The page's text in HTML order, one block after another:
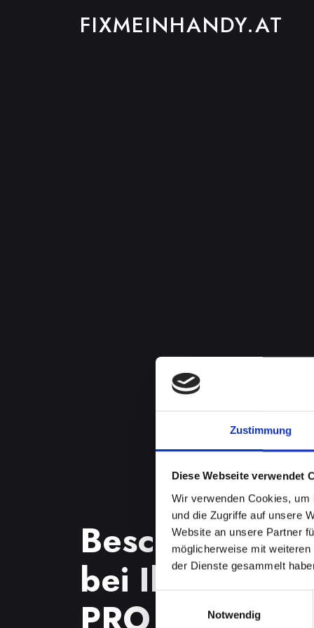
Zustimmung
Diese Webseite verwendet
Wir verwenden Cookies,
und die Zugriffe auf unsere
Website an unsere Partner
möglicherweise mit
der Dienste gesammelt
Notwendig
FIXMEINHANDY.AT
Beschädigtes
bei Ihrem